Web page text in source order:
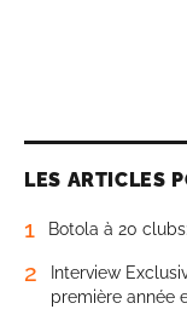
LES ARTICLES
1 Botola à 20
2
Interview
première année